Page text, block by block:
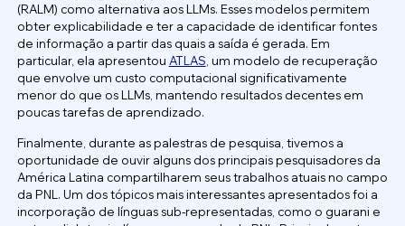
(RALM) como alternativa aos LLMs. Esses modelos permitem
obter explicabilidade e ter a capacidade de identificar fontes
de informação a partir das quais a saída é gerada. Em
particular, ela apresentou ATLAS , um modelo de recuperação
que envolve um custo computacional significativamente
menor do que os LLMs, mantendo resultados decentes em
poucas tarefas de aprendizado.
Finalmente, durante as palestras de pesquisa, tivemos a
oportunidade de ouvir alguns dos principais pesquisadores da
América Latina compartilharem seus trabalhos atuais no campo
da PNL. Um dos tópicos mais interessantes apresentados foi a
incorporação de línguas sub-representadas, como o guarani e